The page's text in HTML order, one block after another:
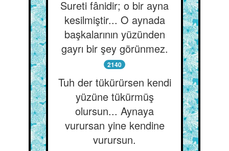
Sureti fânidir; o bir ayna
kesilmiştir... O aynada
başkalarının yüzünden
gayrı bir şey görünmez.
2140
Tuh der tükürürsen kendi
yüzüne tükürmüş
olursun... Aynaya
vurursan yine kendine
vurursun.